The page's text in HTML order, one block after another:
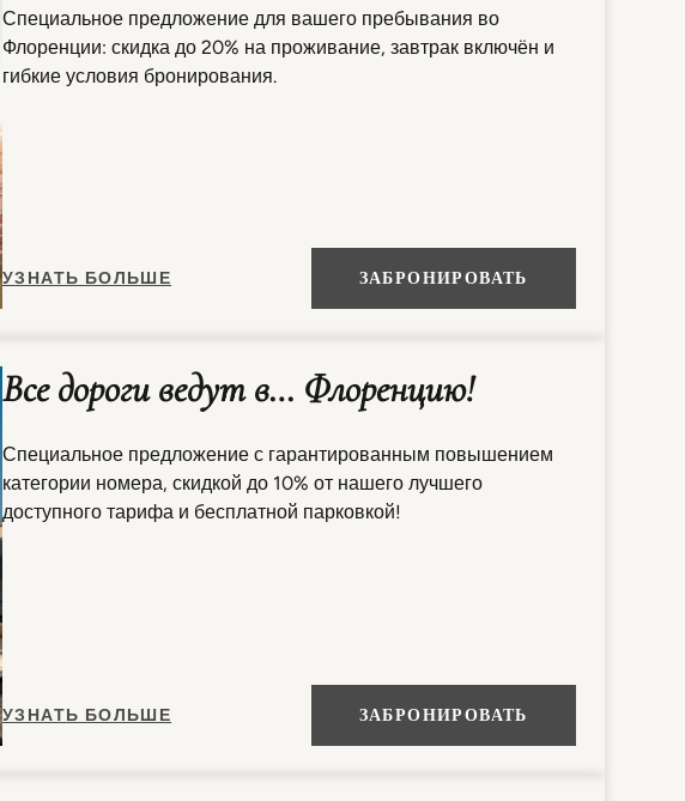
Специальное предложение для вашего пребывания во
Флоренции: скидка до 20% на проживание, завтрак включён и
гибкие условия бронирования.
УЗНАТЬ БОЛЬШЕ ЗАБРОНИРОВАТЬ
Все дороги ведут в… Флоренцию!
Специальное предложение с гарантированным повышением
категории номера, скидкой до 10% от нашего лучшего
доступного тарифа и бесплатной парковкой!
УЗНАТЬ БОЛЬШЕ ЗАБРОНИРОВАТЬ